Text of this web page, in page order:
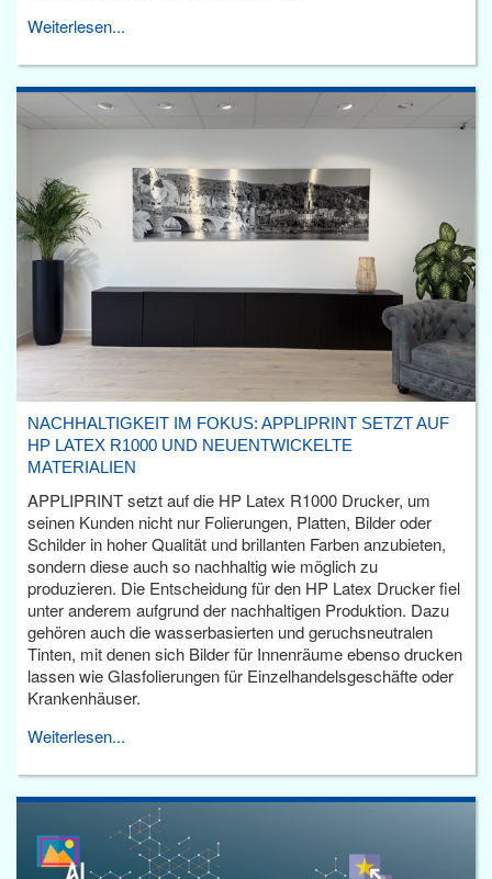
Weiterlesen...
NACHHALTIGKEIT IM FOKUS: APPLIPRINT SETZT AUF
HP LATEX R1000 UND NEUENTWICKELTE
MATERIALIEN
APPLIPRINT setzt auf die HP Latex R1000 Drucker, um
seinen Kunden nicht nur Folierungen, Platten, Bilder oder
Schilder in hoher Qualität und brillanten Farben anzubieten,
sondern diese auch so nachhaltig wie möglich zu
produzieren. Die Entscheidung für den HP Latex Drucker fiel
unter anderem aufgrund der nachhaltigen Produktion. Dazu
gehören auch die wasserbasierten und geruchsneutralen
Tinten, mit denen sich Bilder für Innenräume ebenso drucken
lassen wie Glasfolierungen für Einzelhandelsgeschäfte oder
Krankenhäuser.
Weiterlesen...